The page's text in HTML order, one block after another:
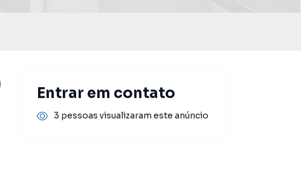
Entrar em contato
3 pessoas visualizaram este anúncio